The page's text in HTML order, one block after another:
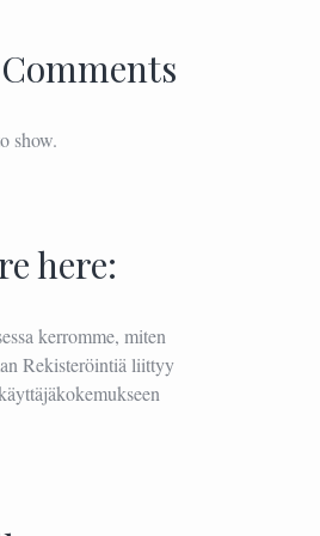
show.
here:
kerromme, miten
Rekisteröintiä liittyy